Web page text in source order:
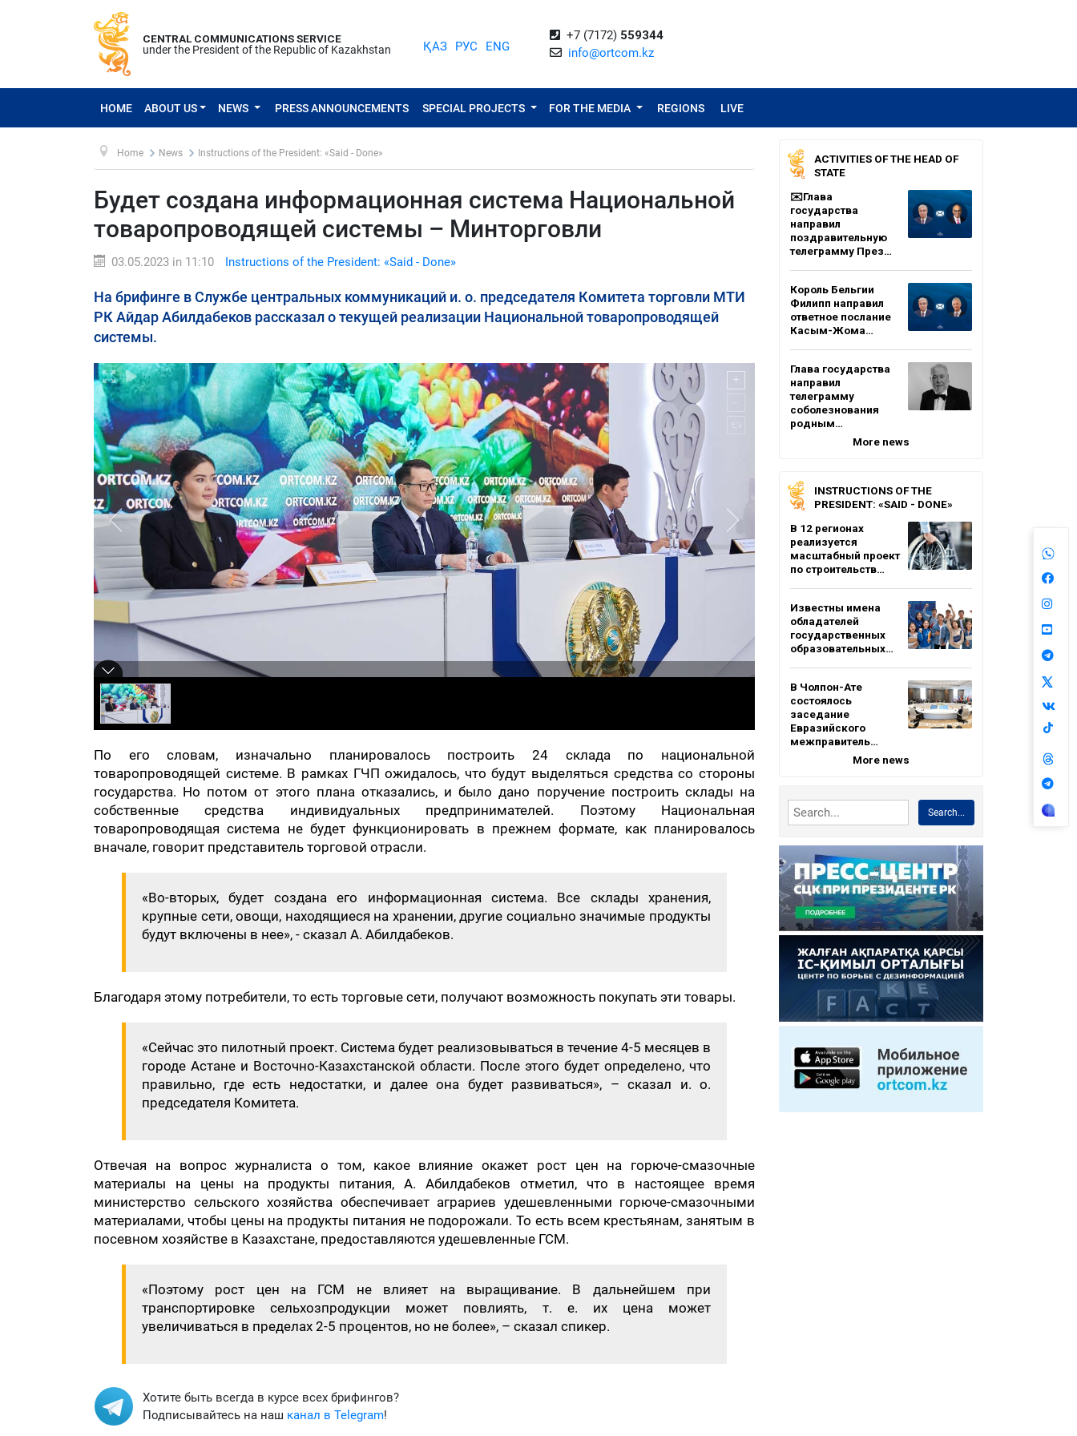
CENTRAL COMMUNICATIONS SERVICE
under the President of the Republic of Kazakhstan
ҚАЗ РУС ENG
+7 (7172) 559344
info@ortcom.kz
HOME ABOUT US NEWS PRESS ANNOUNCEMENTS SPECIAL PROJECTS FOR THE MEDIA REGIONS LIVE
Home News Instructions of the President: «Said - Done»
Будет создана информационная система Национальной
товаропроводящей системы – Минторговли
03.05.2023 in 11:10 Instructions of the President: «Said - Done»
На брифинге в Службе центральных коммуникаций и. о. председателя Комитета торговли МТИ
РК Айдар Абилдабеков рассказал о текущей реализации Национальной товаропроводящей
системы.
По его словам, изначально планировалось построить 24 склада по национальной
товаропроводящей системе. В рамках ГЧП ожидалось, что будут выделяться средства со стороны
государства. Но потом от этого плана отказались, и было дано поручение построить склады на
собственные средства индивидуальных предпринимателей. Поэтому Национальная
товаропроводящая система не будет функционировать в прежнем формате, как планировалось
вначале, говорит представитель торговой отрасли.
«Во-вторых, будет создана его информационная система. Все склады хранения,
крупные сети, овощи, находящиеся на хранении, другие социально значимые продукты
будут включены в нее», - сказал А. Абилдабеков.
Благодаря этому потребители, то есть торговые сети, получают возможность покупать эти товары.
«Сейчас это пилотный проект. Система будет реализовываться в течение 4-5 месяцев в
городе Астане и Восточно-Казахстанской области. После этого будет определено, что
правильно, где есть недостатки, и далее она будет развиваться», – сказал и. о.
председателя Комитета.
Отвечая на вопрос журналиста о том, какое влияние окажет рост цен на горюче-смазочные
материалы на цены на продукты питания, А. Абилдабеков отметил, что в настоящее время
министерство сельского хозяйства обеспечивает аграриев удешевленными горюче-смазочными
материалами, чтобы цены на продукты питания не подорожали. То есть всем крестьянам, занятым в
посевном хозяйстве в Казахстане, предоставляются удешевленные ГСМ.
«Поэтому рост цен на ГСМ не влияет на выращивание. В дальнейшем при
транспортировке сельхозпродукции может повлиять, т. е. их цена может
увеличиваться в пределах 2-5 процентов, но не более», – сказал спикер.
Хотите быть всегда в курсе всех брифингов?
Подписывайтесь на наш канал в Telegram!
ACTIVITIES OF THE HEAD OF
STATE
✉️Глава
государства
направил
поздравительную
телеграмму През…
Король Бельгии
Филипп направил
ответное послание
Касым-Жома…
Глава государства
направил
телеграмму
соболезнования
родным…
More news
INSTRUCTIONS OF THE
PRESIDENT: «SAID - DONE»
В 12 регионах
реализуется
масштабный проект
по строительств…
Известны имена
обладателей
государственных
образовательных…
В Чолпон-Ате
состоялось
заседание
Евразийского
межправитель…
More news
Search...